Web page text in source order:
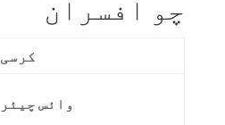
چو افسران
کرسی
وائس چیئر